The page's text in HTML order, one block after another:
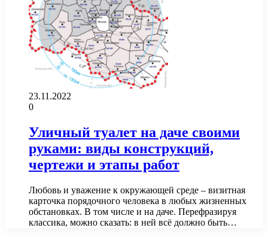
23.11.2022
0
Уличный туалет на даче своими
руками: виды конструкций,
чертежи и этапы работ
Любовь и уважение к окружающей среде – визитная
карточка порядочного человека в любых жизненных
обстановках. В том числе и на даче. Перефразируя
классика, можно сказать: в ней всё должно быть…